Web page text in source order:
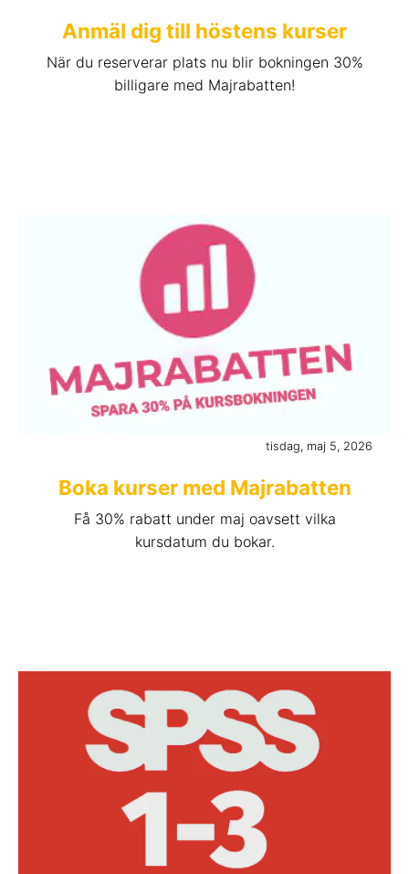
Anmäl dig till höstens kurser
När du reserverar plats nu blir bokningen 30%
billigare med Majrabatten!
tisdag, maj 5, 2026
Boka kurser med Majrabatten
Få 30% rabatt under maj oavsett vilka
kursdatum du bokar.